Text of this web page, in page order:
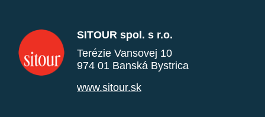
SITOUR spol. s r.o.
Terézie Vansovej 10
974 01 Banská Bystrica
www.sitour.sk